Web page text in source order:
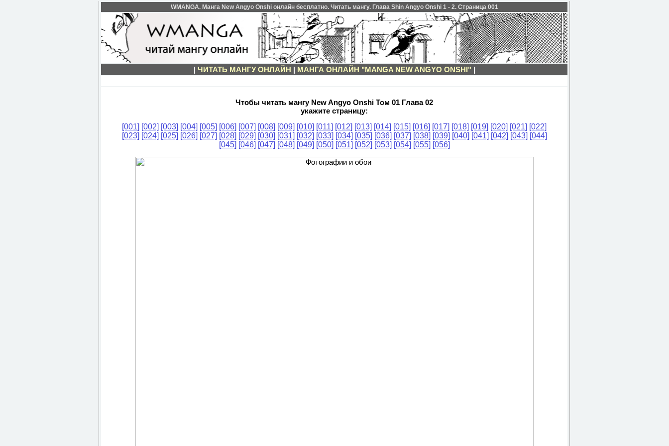
WMANGA. Манга New Angyo Onshi онлайн бесплатно. Читать мангу. Глава Shin Angyo Onshi 1 - 2. Страница 001
| ЧИТАТЬ МАНГУ ОНЛАЙН | МАНГА ОНЛАЙН "MANGA NEW ANGYO ONSHI" |
Чтобы читать мангу New Angyo Onshi Том 01 Глава 02
укажите страницу:
[001] [002] [003] [004] [005] [006] [007] [008] [009] [010] [011] [012] [013] [014] [015] [016] [017] [018] [019] [020] [021] [022]
[023] [024] [025] [026] [027] [028] [029] [030] [031] [032] [033] [034] [035] [036] [037] [038] [039] [040] [041] [042] [043] [044]
[045] [046] [047] [048] [049] [050] [051] [052] [053] [054] [055] [056]